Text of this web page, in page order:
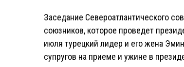
Заседание Североатлантического
союзников, которое проведет
июля турецкий лидер и его жена
супругов на приеме и ужине в